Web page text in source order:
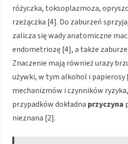
różyczka, toksoplazmoza,
rzeżączka [4]. Do zaburzeń
zalicza się wady anatomiczne
endometriozę [4], a także
Znaczenie mają również urazy
używki, w tym alkohol i papierosy
mechanizmów i czynników
przypadków dokładna przyczyna
nieznana [2].